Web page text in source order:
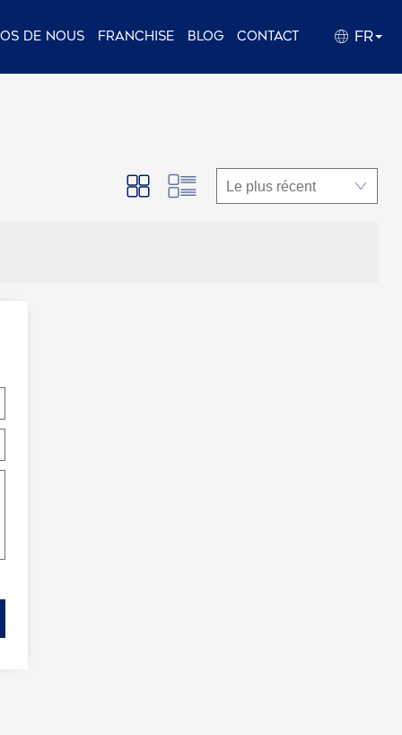
de nous Franchise Blog Contact FR